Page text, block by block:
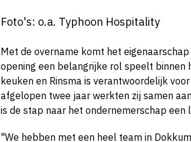
Foto's: o.a. Typhoon Hospitality
Met de overname komt het
opening een belangrijke rol speelt binnen
keuken en Rinsma is verantwoordelijk
afgelopen twee jaar werkten zij samen
is de stap naar het ondernemerschap een
"We hebben met een heel team in